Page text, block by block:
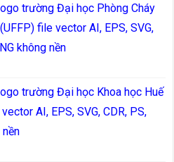
trường Đại học Phòng Cháy
file vector AI, EPS, SVG,
không nền
trường Đại học Khoa học Huế
AI, EPS, SVG, CDR, PS,